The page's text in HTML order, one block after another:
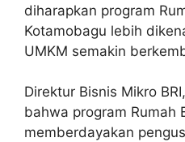
diharapkan program
Kotamobagu lebih
UMKM semakin
Direktur Bisnis Mikro
bahwa program Rumah
memberdayakan